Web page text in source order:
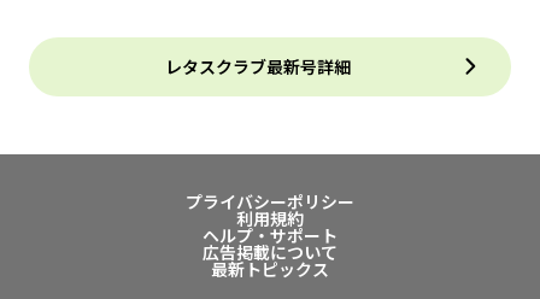
レタスクラブ最新号詳細
プライバシーポリシー
利用規約
ヘルプ・サポート
広告掲載について
最新トピックス